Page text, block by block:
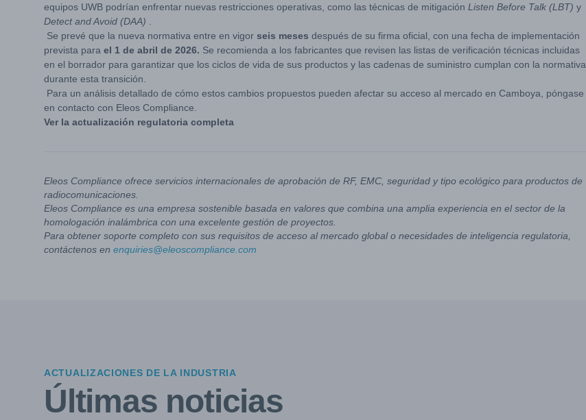
equipos UWB podrían enfrentar nuevas restricciones operativas, como las técnicas de mitigación Listen Before Talk (LBT) y
Detect and Avoid (DAA)
Se prevé que la nueva normativa entre en vigor seis meses después de su firma oficial, con una fecha de implementación
prevista para el 1 de abril de 2026. Se recomienda a los fabricantes que revisen las listas de verificación técnicas incluidas
en el borrador para garantizar que los ciclos de vida de sus productos y las cadenas de suministro cumplan con la normativa
durante esta transición.
Para un análisis detallado de cómo estos cambios propuestos pueden afectar su acceso al mercado en Camboya, póngase
en contacto con Eleos Compliance.
Ver la actualización regulatoria completa
Eleos Compliance ofrece servicios internacionales de aprobación de RF, EMC, seguridad y tipo ecológico para productos de
radiocomunicaciones.
Eleos Compliance es una empresa sostenible basada en valores que combina una amplia experiencia en el sector de la
homologación inalámbrica con una excelente gestión de proyectos.
Para obtener soporte completo con sus requisitos de acceso al mercado global o necesidades de inteligencia regulatoria,
contáctenos en enquiries@eleoscompliance.com
ACTUALIZACIONES DE LA INDUSTRIA
Últimas noticias